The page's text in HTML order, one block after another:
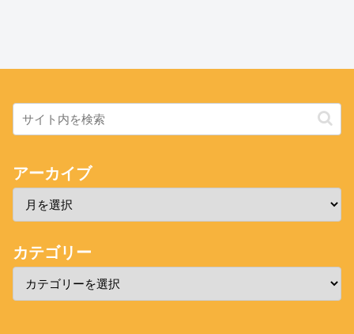
アーカイブ
カテゴリー